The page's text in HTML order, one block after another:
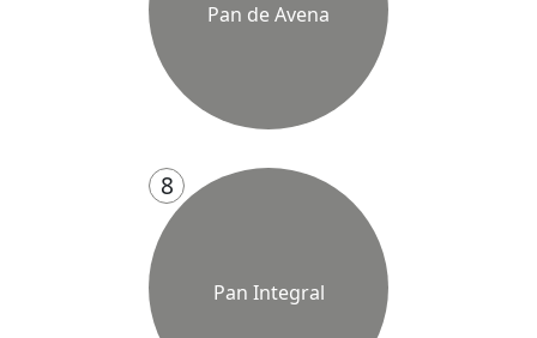
Pan de Avena
8
Pan Integral